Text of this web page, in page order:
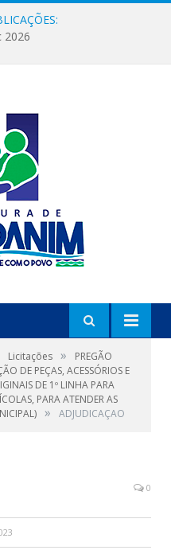
2026
Licitações »
PREGÃO
DE PEÇAS, ACESSÓRIOS E
DE 1º LINHA PARA
PARA ATENDER AS
» ADJUDICAÇAO
0